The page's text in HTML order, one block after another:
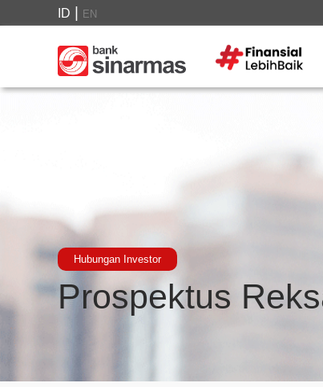
ID EN
Hubungan Investor
Prospektus